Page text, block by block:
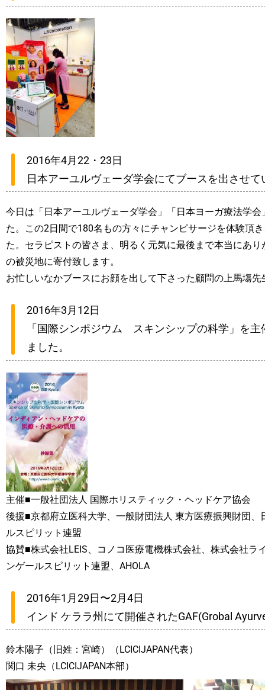
2016年4月22・23日
日本アーユルヴェーダ学会にてブースを出させ
今日は「日本アーユルヴェーダ学会」「日本ヨーガ療法学
た。この2日間で180名もの方々にチャンピサージを体験頂
た。セラピストの皆さま、明るく元気に最後まで本当にあ
の被災地に寄付致します。
お忙しいなかブースにお顔を出して下さった顧問の上馬塲
2016年3月12日
「国際シンポジウム スキンシップの科学」を
ました。
主催■一般社団法人 国際ホリスティック・ヘッドケア協会
後援■京都府立医科大学、一般財団法人 東方医療振興財団
ルスピリット連盟
協賛■株式会社LEIS、コノコ医療電機株式会社、株式会社ラ
ンゲールスピリット連盟、AHOLA
2016年1月29日〜2月4日
インド ケララ州にて開催されたGAF(Grobal
鈴木陽子（旧姓：宮崎）（LCICIJAPAN代表）
関口 未央（LCICIJAPAN本部）